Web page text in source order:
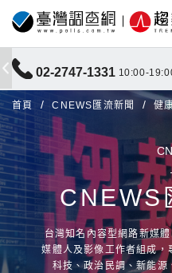
02-2747-1331 10:00-
首頁 CNEWS匯流新聞 健
CNEWS
台灣知名內容型網路新媒
媒體人及影像工作者組成
科技、政治民調、新能源